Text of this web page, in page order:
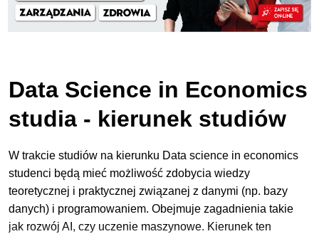
Data Science in Economics
studia - kierunek studiów
W trakcie studiów na kierunku Data science in economics
studenci będą mieć możliwość zdobycia wiedzy
teoretycznej i praktycznej związanej z danymi (np. bazy
danych) i programowaniem. Obejmuje zagadnienia takie
jak rozwój AI, czy uczenie maszynowe. Kierunek ten